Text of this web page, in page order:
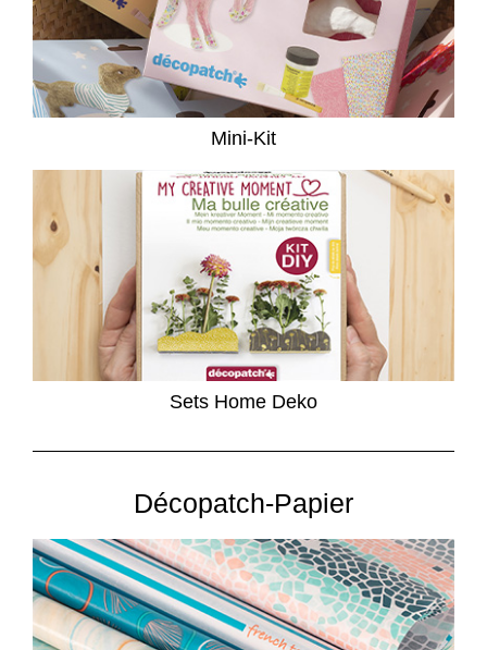
Mini-Kit
Sets Home Deko
Décopatch-Papier